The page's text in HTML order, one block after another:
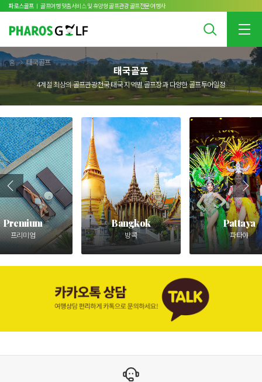
파로스골프 ㅣ 골프여행 맞춤서비스 및 휴양형 골프관광 골프전문 여행사
홈 태국골프
태국골프
4계절 최상의 골프관광천국 태국 지역별 골프장과 다양한 골프투어일정
Premium
프리미엄
Bangkok
방콕
Pattaya
파타야